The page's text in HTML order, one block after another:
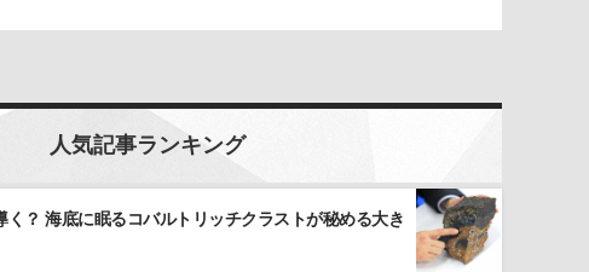
人気記事ランキング
く？ 海底に眠るコバルトリッチクラストが秘める大き